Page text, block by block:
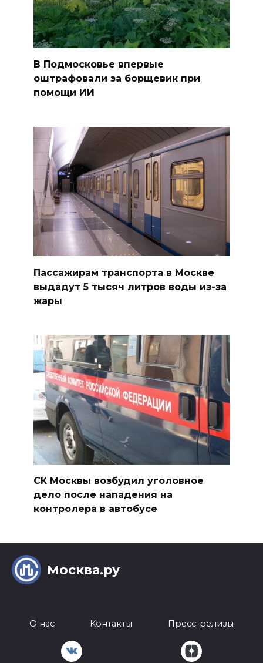
В Подмосковье впервые
оштрафовали за борщевик при
помощи ИИ
Пассажирам транспорта в Москве
выдадут 5 тысяч литров воды из-за
жары
СК Москвы возбудил уголовное
дело после нападения на
контролера в автобусе
Москва.ру
О нас Контакты Пресс-релизы